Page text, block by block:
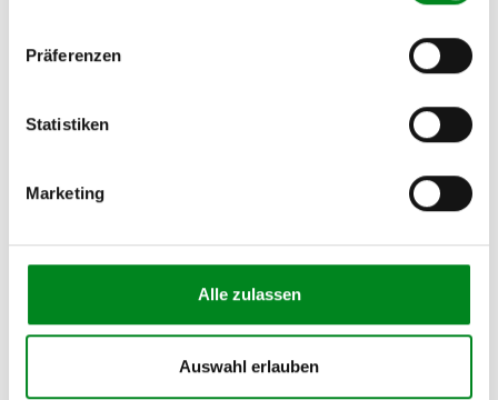
Präferenzen
Statistiken
Marketing
Alle zulassen
Auswahl erlauben
133,00 €